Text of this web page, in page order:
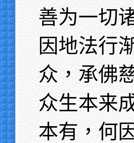
善为一切
因地法行
众，承佛
众生本来
本有，何